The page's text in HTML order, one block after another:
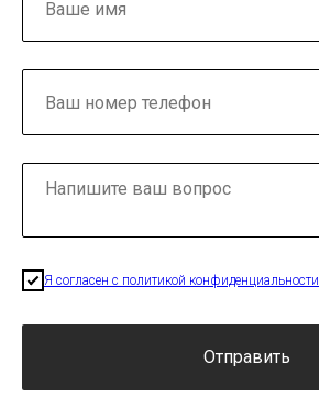
Я согласен с политикой конфиденциальности
Отправить